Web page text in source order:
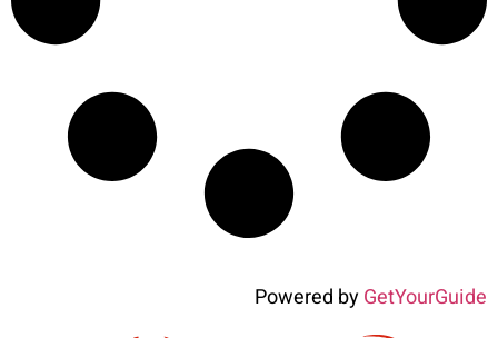
Powered byGetYourGuide